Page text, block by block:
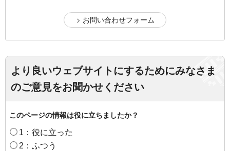
より良いウェブサイトにするためにみなさま
のご意見をお聞かせください
このページの情報は役に立ちましたか？
1：役に立った
2：ふつう